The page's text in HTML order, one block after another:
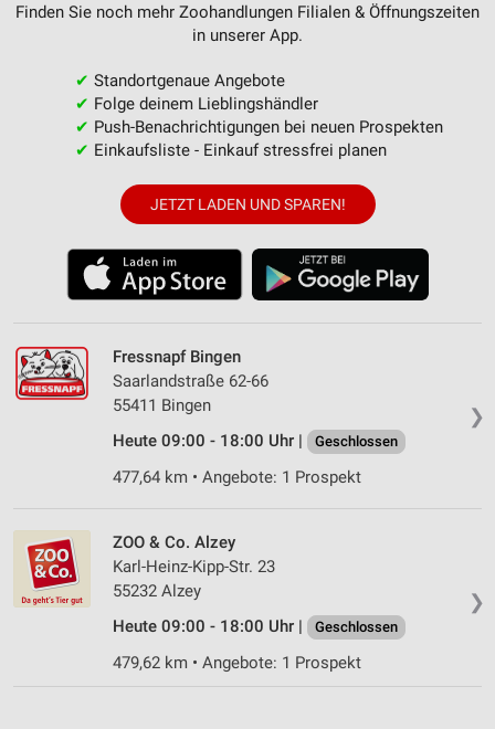
Finden Sie noch mehr Zoohandlungen Filialen & Öffnungszeiten
in unserer App.
✔ Standortgenaue Angebote
✔ Folge deinem Lieblingshändler
✔ Push-Benachrichtigungen bei neuen Prospekten
✔ Einkaufsliste - Einkauf stressfrei planen
JETZT LADEN UND SPAREN!
❯
Fressnapf Bingen
Saarlandstraße 62-66
55411 Bingen
Heute 09:00 - 18:00 Uhr |
Geschlossen
477,64 km • Angebote: 1 Prospekt
❯
ZOO & Co. Alzey
Karl-Heinz-Kipp-Str. 23
55232 Alzey
Heute 09:00 - 18:00 Uhr |
Geschlossen
479,62 km • Angebote: 1 Prospekt